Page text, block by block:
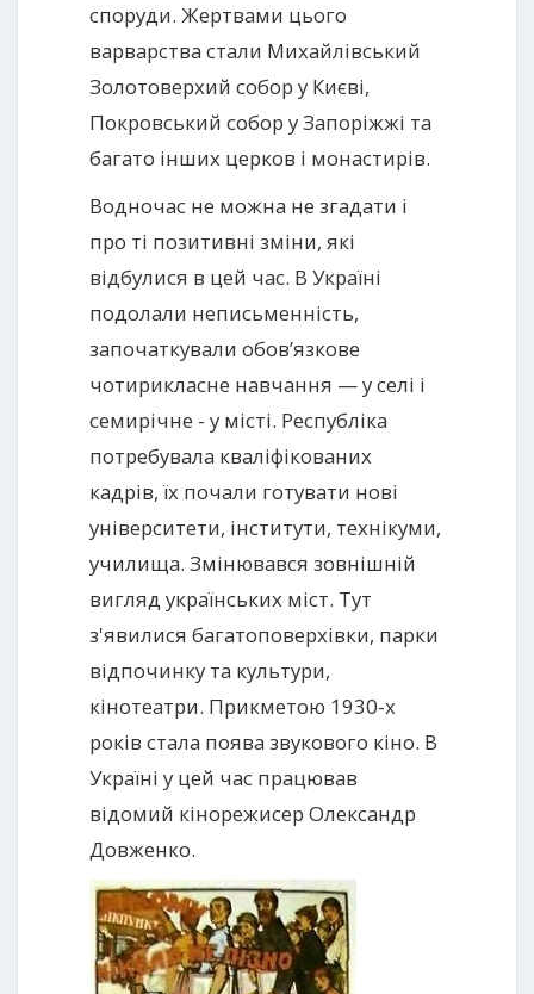
споруди. Жертвами цього
варварства стали Михайлівський
Золотоверхий собор у Києві,
Покровський собор у Запоріжжі та
багато інших церков і монастирів.
Водночас не можна не згадати і
про ті позитивні зміни, які
відбулися в цей час. В Україні
подолали неписьменність,
започаткували обов’язкове
чотирикласне навчання — у селі і
семирічне - у місті. Республіка
потребувала кваліфікованих
кадрів, їх почали готувати нові
університети, інститути, технікуми,
училища. Змінювався зовнішній
вигляд українських міст. Тут
з'явилися багатоповерхівки, парки
відпочинку та культури,
кінотеатри. Прикметою 1930-х
років стала поява звукового кіно. В
Україні у цей час працював
відомий кінорежисер Олександр
Довженко.